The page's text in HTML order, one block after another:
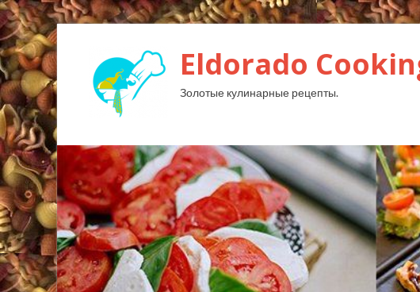
Eldorado
Золотые кулинарные рецепты.